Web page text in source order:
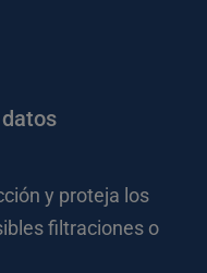
y proteja los
filtraciones o